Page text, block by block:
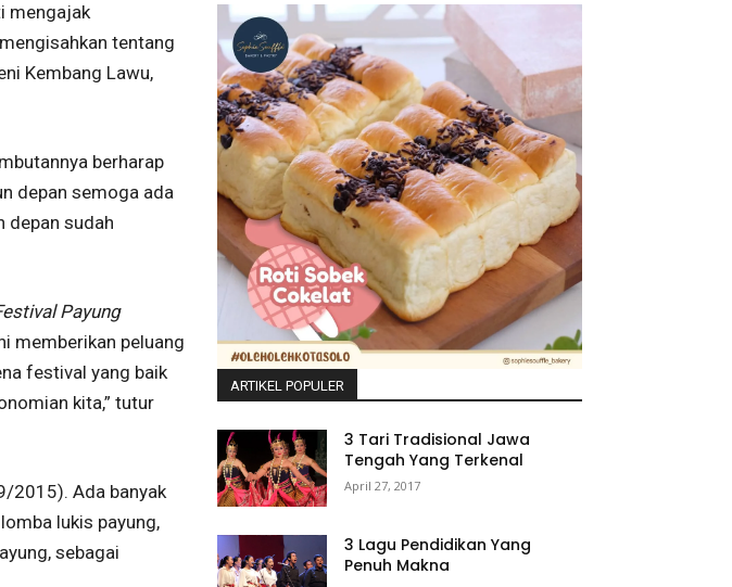
mengajak
tentang
Kembang Lawu,
berharap
depan semoga ada
depan sudah
Payung
memberikan peluang
festival yang baik
kita,” tutur
2015). Ada banyak
lukis payung,
sebagai
ARTIKEL POPULER
3 Tari Tradisional Jawa
Tengah Yang Terkenal
April 27, 2017
3 Lagu Pendidikan Yang
Penuh Makna